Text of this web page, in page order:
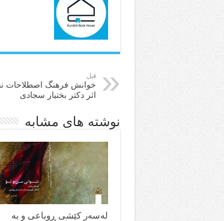
قبل
خوانش فرهنگ اصطلاحات
اثر دکتر بختیار سجادی
نوشته های مشابه
لەسەر کێشی ڕوباعی و به